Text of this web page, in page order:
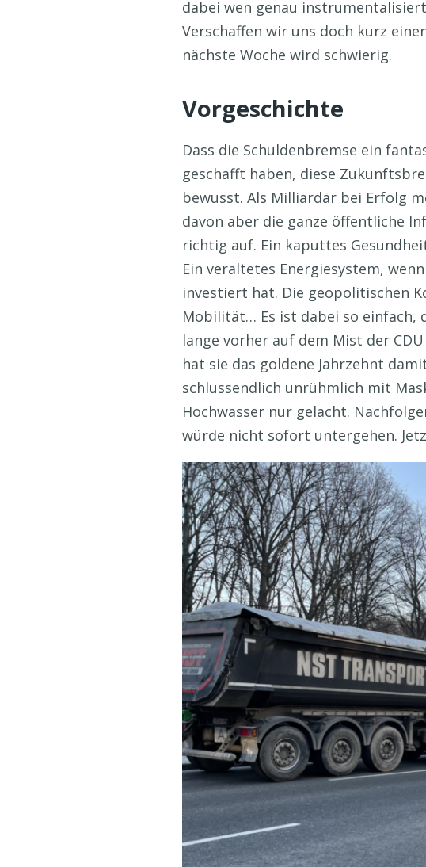
dabei wen genau
Verschaffen wir uns doch kurz
nächste Woche wird schwierig.
Vorgeschichte
Dass die Schuldenbremse ein
geschafft haben, diese
bewusst. Als Milliardär bei Erfolg
davon aber die ganze öffentliche
richtig auf. Ein kaputtes
Ein veraltetes Energiesystem,
investiert hat. Die geopolitischen
Mobilität… Es ist dabei so einfach,
lange vorher auf dem Mist der
hat sie das goldene Jahrzehnt
schlussendlich unrühmlich mit
Hochwasser nur gelacht.
würde nicht sofort untergehen.